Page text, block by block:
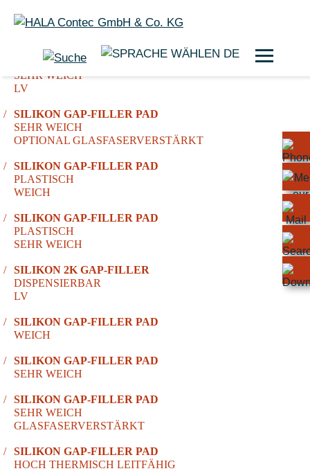
DE
SILIKON GAP-FILLER PAD
SEHR WEICH
LV
SILIKON GAP-FILLER PAD
SEHR WEICH
OPTIONAL GLASFASERVERSTÄRKT
SILIKON GAP-FILLER PAD
PLASTISCH
WEICH
SILIKON GAP-FILLER PAD
PLASTISCH
SEHR WEICH
SILIKON 2K GAP-FILLER
DISPENSIERBAR
LV
SILIKON GAP-FILLER PAD
WEICH
SILIKON GAP-FILLER PAD
SEHR WEICH
SILIKON GAP-FILLER PAD
SEHR WEICH
GLASFASERVERSTÄRKT
SILIKON GAP-FILLER PAD
HOCH THERMISCH LEITFÄHIG